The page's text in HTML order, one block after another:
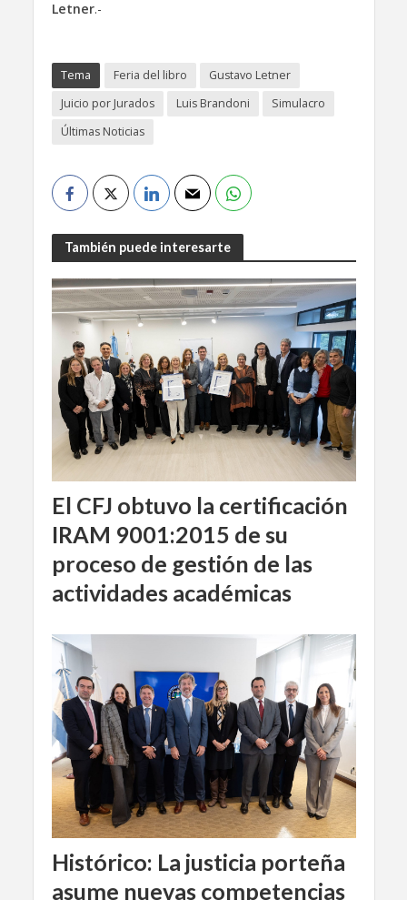
Letner.-
Tema Feria del libro
Gustavo Letner
Juicio por Jurados
Luis Brandoni
Simulacro
Últimas Noticias
También puede interesarte
El CFJ obtuvo la certificación
IRAM 9001:2015 de su
proceso de gestión de las
actividades académicas
Histórico: La justicia porteña
asume nuevas competencias